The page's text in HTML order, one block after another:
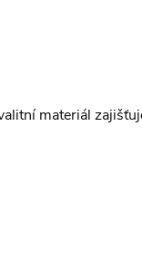
materiál